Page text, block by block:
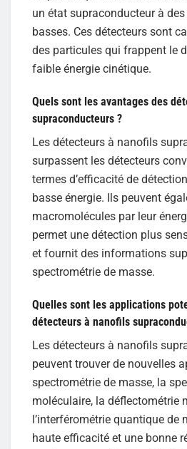
un état supraconducteur à
basses. Ces détecteurs sont
des particules qui frappent le
faible énergie cinétique.
Quels sont les avantages des
supraconducteurs ?
Les détecteurs à nanofils
surpassent les détecteurs
termes d’efficacité de
basse énergie. Ils peuvent
macromolécules par leur
permet une détection plus
et fournit des informations
spectrométrie de masse.
Quelles sont les applications
détecteurs à nanofils
Les détecteurs à nanofils
peuvent trouver de nouvelles
spectrométrie de masse, la
moléculaire, la déflectométrie
l’interférométrie quantique de
haute efficacité et une bonne